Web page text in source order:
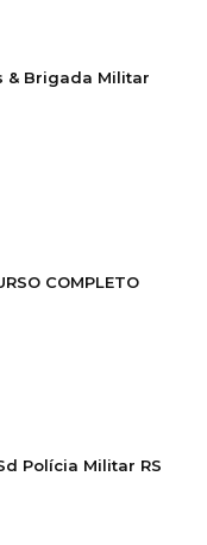
& Brigada Militar
COMPLETO
Polícia Militar RS